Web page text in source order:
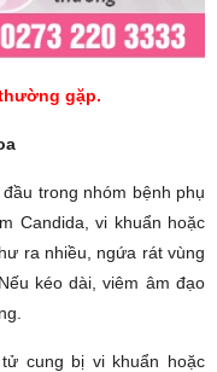
gặp.
trong nhóm bệnh phụ
Candida, vi khuẩn hoặc
ra nhiều, ngứa rát vùng
kéo dài, viêm âm đạo
cung bị vi khuẩn hoặc